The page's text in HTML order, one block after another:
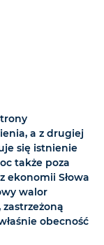
a z drugiej
się istnienie
także poza
ekonomii Słowa
walor
obecność